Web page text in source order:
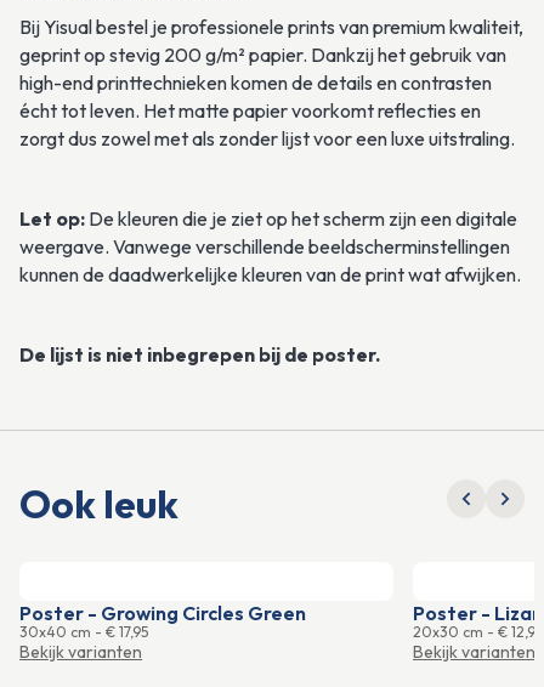
Bij Yisual bestel je professionele prints van premium kwaliteit,
geprint op stevig 200 g/m² papier. Dankzij het gebruik van
high-end printtechnieken komen de details en contrasten
écht tot leven. Het matte papier voorkomt reflecties en
zorgt dus zowel met als zonder lijst voor een luxe uitstraling.
Let op: De kleuren die je ziet op het scherm zijn een digitale
weergave. Vanwege verschillende beeldscherminstellingen
kunnen de daadwerkelijke kleuren van de print wat afwijken.
De lijst is niet inbegrepen bij de poster.
Ook leuk
Poster - Growing Circles Green
30x40 cm - € 17,95
Bekijk varianten
Poster -
20x30 cm - € 12,95
Bekijk varianten